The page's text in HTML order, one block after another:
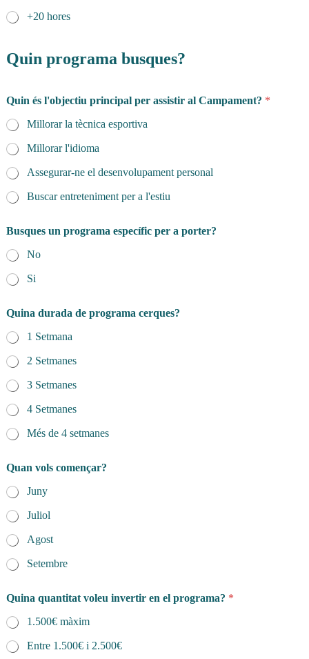
+20 hores
Quin programa busques?
Quin és l'objectiu principal per assistir al Campament? *
Millorar la tècnica esportiva
Millorar l'idioma
Assegurar-ne el desenvolupament personal
Buscar entreteniment per a l'estiu
Busques un programa específic per a porter?
No
Si
Quina durada de programa cerques?
1 Setmana
2 Setmanes
3 Setmanes
4 Setmanes
Més de 4 setmanes
Quan vols començar?
Juny
Juliol
Agost
Setembre
Quina quantitat voleu invertir en el programa? *
1.500€ màxim
Entre 1.500€ i 2.500€